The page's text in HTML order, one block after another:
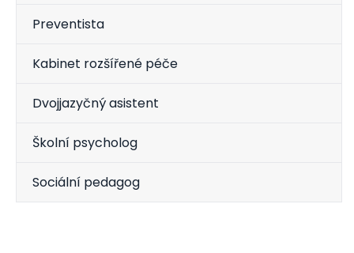
Preventista
Kabinet rozšířené péče
Dvojjazyčný asistent
Školní psycholog
Sociální pedagog